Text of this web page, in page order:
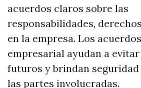
acuerdos claros sobre las
responsabilidades,
en la empresa. Los
empresarial ayudan a
futuros y brindan
las partes involucradas.